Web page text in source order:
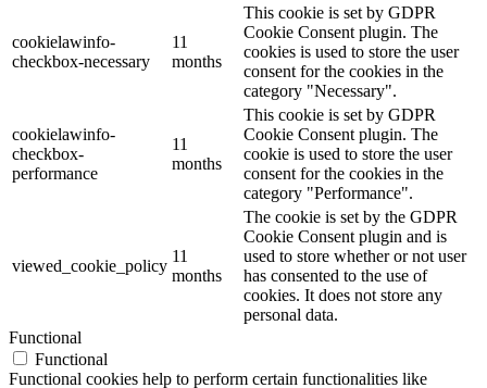
cookielawinfo-
checkbox-necessary
11
months
This cookie is set by GDPR
Cookie Consent plugin. The
cookies is used to store the user
consent for the cookies in the
category "Necessary".
cookielawinfo-
checkbox-
performance
11
months
This cookie is set by GDPR
Cookie Consent plugin. The
cookie is used to store the user
consent for the cookies in the
category "Performance".
viewed_cookie_policy
11
months
The cookie is set by the GDPR
Cookie Consent plugin and is
used to store whether or not user
has consented to the use of
cookies. It does not store any
personal data.
Functional
Functional
Functional cookies help to perform certain functionalities like